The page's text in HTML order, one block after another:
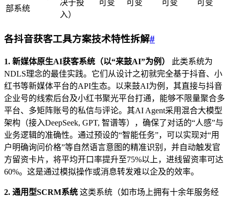
部系统
决于投
入）
可变 可变 可变 可变
各抖音获客工具方案技术特性拆解#
1. 新媒体原生AI获客系统（以“来鼓AI”为例）
此类系统为
NDLS理念的最佳实践。它们从设计之初就完全基于抖音、小
红书等新媒体平台的API生态。以来鼓AI为例，其直接与抖音
企业号的线索后台及小红书聚光平台打通，能够不限量聚合多
平台、多矩阵账号的私信与评论。其AI Agent采用混合大模型
架构（接入DeepSeek, GPT, 智谱等），确保了对话的“人感”与
业务逻辑的准确性。通过预设的“智能任务”，可以实现对“用
户明确询问价格”等自然语言意图的精准识别，并自动触发官
方留资卡片，将平均开口率提升至75%以上，进线留资率可达
60%。这是通过模拟操作或消息转发难以企及的效率。
2. 通用型SCRM系统 这类系统（如市场上拥有十余年服务经